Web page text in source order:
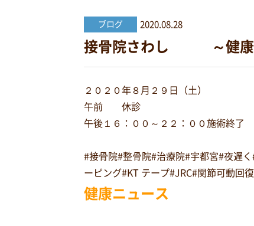
ブログ 2020.08.28
接骨院さわし ～健康
２０２０年８月２９日（土）
午前 休診
午後１６：００～２２：００施術終了
#接骨院#整骨院#治療院#宇都宮#夜遅
ーピング#KT テープ#JRC#関節可動回
健康ニュース